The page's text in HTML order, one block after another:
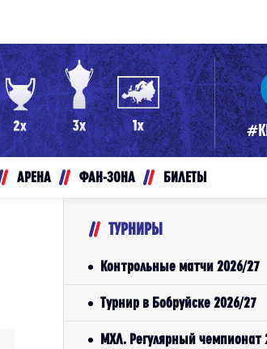
АРЕНА ФАН-ЗОНА БИЛЕТЫ
ТУРНИРЫ
Контрольные матчи 2026/27
Турнир в Бобруйске 2026/27
МХЛ. Регулярный чемпионат